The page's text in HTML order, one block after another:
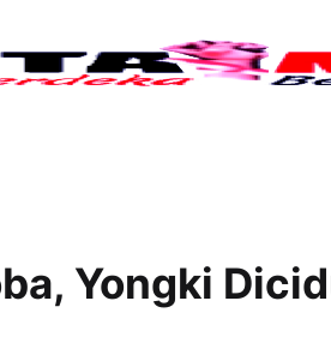
Yongki